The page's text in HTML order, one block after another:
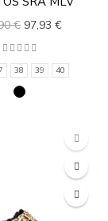
€ 97,93 €
38 39 40